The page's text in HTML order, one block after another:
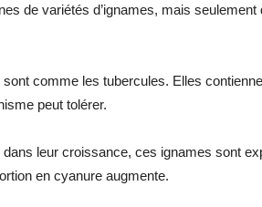
de variétés d’ignames, mais seulement
comme les tubercules. Elles
peut tolérer.
leur croissance, ces ignames sont
en cyanure augmente.